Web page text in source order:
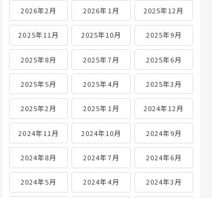
2026年2月 2026年1月 2025年12月
2025年11月 2025年10月 2025年9月
2025年8月 2025年7月 2025年6月
2025年5月 2025年4月 2025年3月
2025年2月 2025年1月 2024年12月
2024年11月 2024年10月 2024年9月
2024年8月 2024年7月 2024年6月
2024年5月 2024年4月 2024年3月